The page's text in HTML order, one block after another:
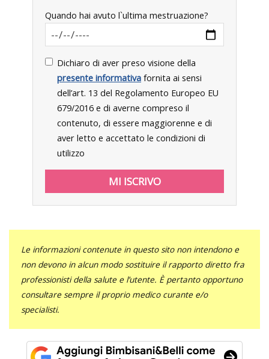
Quando hai avuto l`ultima mestruazione?
Dichiaro di aver preso visione della
presente informativa fornita ai sensi
dell’art. 13 del Regolamento Europeo EU
679/2016 e di averne compreso il
contenuto, di essere maggiorenne e di
aver letto e accettato le condizioni di
utilizzo
Le informazioni contenute in questo sito non intendono e
non devono in alcun modo sostituire il rapporto diretto fra
professionisti della salute e l’utente. È pertanto opportuno
consultare sempre il proprio medico curante e/o
specialisti.